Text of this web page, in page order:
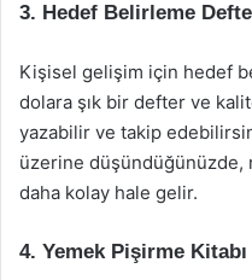
3. Hedef Belirleme
Kişisel gelişim için hedef
dolara şık bir defter ve
yazabilir ve takip
üzerine düşündüğünüzde,
daha kolay hale gelir.
4. Yemek Pişirme